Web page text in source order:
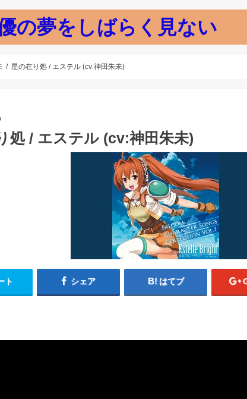
の夢をしばらく見ない
星の在り処 / エステル (cv:神田朱未)
処 / エステル (cv:神田朱未)
ト シェア はてブ